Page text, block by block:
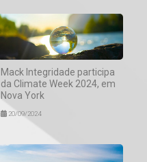
Mack Integridade participa
da Climate Week 2024, em
Nova York
20/09/2024